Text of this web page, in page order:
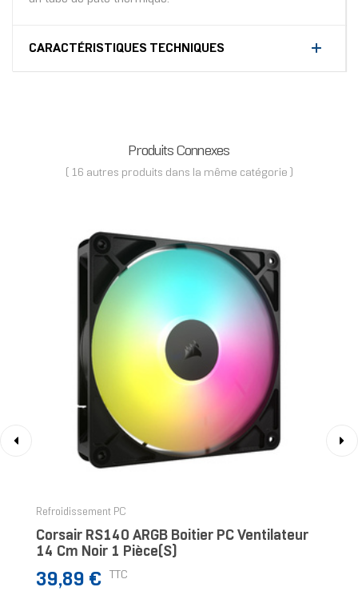
CARACTÉRISTIQUES TECHNIQUES
Produits Connexes
( 16 autres produits dans la même catégorie )
Refroidissement PC
Corsair RS140 ARGB Boitier PC Ventilateur
14 Cm Noir 1 Pièce(s)
Prix
39,89 € TTC